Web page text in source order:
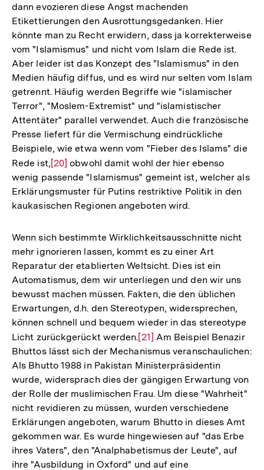
Auflösung
der
Fußnote
dann evozieren diese Angst machenden
Etikettierungen den Ausrottungsgedanken. Hier
könnte man zu Recht erwidern, dass ja korrekterweise
vom "Islamismus" und nicht vom Islam die Rede ist.
Aber leider ist das Konzept des "Islamismus" in den
Medien häufig diffus, und es wird nur selten vom Islam
getrennt. Häufig werden Begriffe wie "islamischer
Terror", "Moslem-Extremist" und "islamistischer
Attentäter" parallel verwendet. Auch die französische
Presse liefert für die Vermischung eindrückliche
Beispiele, wie etwa wenn vom "Fieber des Islams" die
Rede ist,Zur
Auflösung
der
Fußnote
[20] obwohl damit wohl der hier ebenso
wenig passende "Islamismus" gemeint ist, welcher als
Erklärungsmuster für Putins restriktive Politik in den
kaukasischen Regionen angeboten wird.
Wenn sich bestimmte Wirklichkeitsausschnitte nicht
mehr ignorieren lassen, kommt es zu einer Art
Reparatur der etablierten Weltsicht. Dies ist ein
Automatismus, dem wir unterliegen und den wir uns
bewusst machen müssen. Fakten, die den üblichen
Erwartungen, d.h. den Stereotypen, widersprechen,
können schnell und bequem wieder in das stereotype
Licht zurückgerückt werden.Zur
Auflösung
der
Fußnote
[21] Am Beispiel Benazir
Bhuttos lässt sich der Mechanismus veranschaulichen:
Als Bhutto 1988 in Pakistan Ministerpräsidentin
wurde, widersprach dies der gängigen Erwartung von
der Rolle der muslimischen Frau. Um diese "Wahrheit"
nicht revidieren zu müssen, wurden verschiedene
Erklärungen angeboten, warum Bhutto in dieses Amt
gekommen war. Es wurde hingewiesen auf "das Erbe
ihres Vaters", den "Analphabetismus der Leute", auf
ihre "Ausbildung in Oxford" und auf eine